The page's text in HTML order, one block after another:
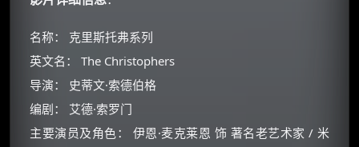
名称： 克里斯托弗系列
英文名： The Christophers
导演： 史蒂文·索德伯格
编剧： 艾德·索罗门
主要演员及角色： 伊恩·麦克莱恩 饰 著名老艺术家 / 米